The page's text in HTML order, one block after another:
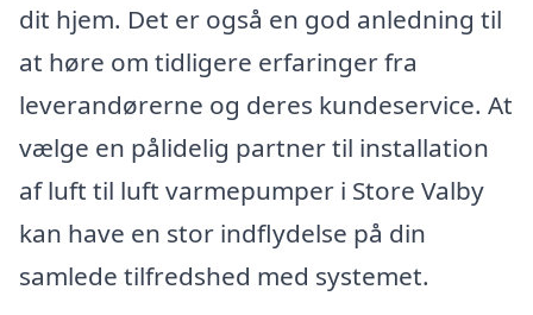
dit hjem. Det er også en god anledning til
at høre om tidligere erfaringer fra
leverandørerne og deres kundeservice. At
vælge en pålidelig partner til installation
af luft til luft varmepumper i Store Valby
kan have en stor indflydelse på din
samlede tilfredshed med systemet.